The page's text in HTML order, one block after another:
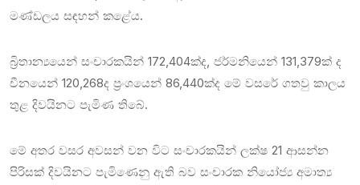
මණ්ඩලය සඳහන් කළේය.
බ්‍රිතාන්‍යයෙන් සංචාරකයින් 172,404ක්ද, ජර්මනියෙන් 131,379ක් ද
චීනයෙන් 120,268ද ප්‍රංශයෙන් 86,440ක්ද මේ වසරේ ගතවු කාලය
තුළ දිවයිනට පැමිණ තිබේ.
මේ අතර වසර අවසන් වන විට සංචාරකයින් ලක්ෂ 21 ආසන්න
පිරිසක් දිවයිනට පැමිණෙනු ඇති බව සංචාරක නියෝජ්‍ය අමාත්‍ය